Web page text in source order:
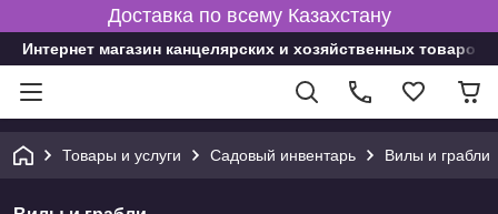
Доставка по всему Казахстану
Интернет магазин канцелярских и хозяйственных товаров
Товары и услуги Садовый инвентарь Вилы и грабли